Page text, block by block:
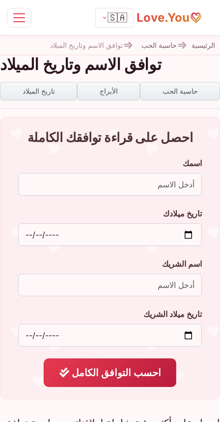
Love.You
🇸🇦
الرئيسية حاسبة الحب توافق الاسم وتاريخ الميلاد
توافق الاسم وتاريخ الميلاد
حاسبة الحب الأبراج تاريخ الميلاد
احصل على قراءة توافقك الكاملة
اسمك
تاريخ ميلادك
اسم الشريك
تاريخ ميلاد الشريك
احسب التوافق الكامل